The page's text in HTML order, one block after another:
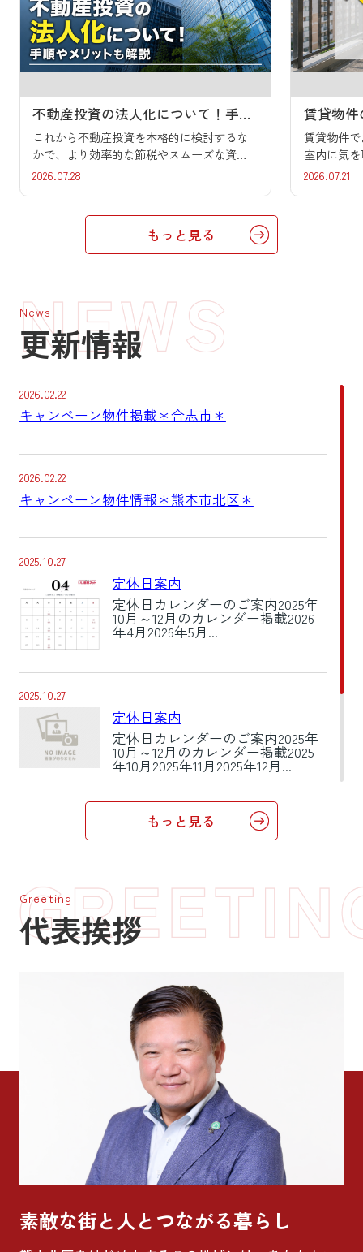
不動産投資の法人化について！手順やメリットも解説
これから不動産投資を本格的に検討するな
かで、より効率的な節税やスムーズな資金
調達を実現するために、法人化すべきかど
なるリスクがある一方で、いざ会社を設立
しようとしても、必要な手続きやコストの
全体像が複雑で、なかなか最初の一歩を踏
め、気になる節税効果などのメリットか
ら、事前に把握すべきデメリットや注意点
を解説します。将来を見据えて安全かつ有
利な資産形成を目指している不動産投資初
いね。▼ 物件情報が見たい方はこ...
2026.07.28
賃貸物件
室内に気
すいベラ
2026.07.21
もっと見る
News
更新情報
2026.02.22
キャンペーン物件掲載＊合志市＊
2026.02.22
キャンペーン物件情報＊熊本市北区＊
2025.10.27
定休日案内
定休日カレンダーのご案内2025年
10月～12月のカレンダー掲載2026
年4月2026年5月...
2025.10.27
定休日案内
定休日カレンダーのご案内2025年
10月～12月のカレンダー掲載2025
年10月2025年11月2025年12月...
定休日案内
月2025年10月...
もっと見る
Greeting
代表挨拶
素敵な街と人とつながる暮らし